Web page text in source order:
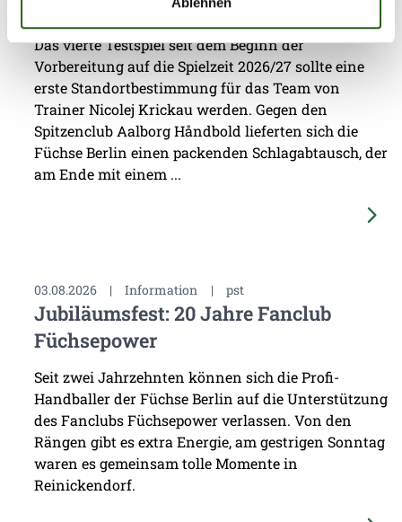
Das vierte Testspiel seit dem Beginn der
Vorbereitung auf die Spielzeit 2026/27 sollte eine
erste Standortbestimmung für das Team von
Trainer Nicolej Krickau werden. Gegen den
Spitzenclub Aalborg Håndbold lieferten sich die
Füchse Berlin einen packenden Schlagabtausch, der
am Ende mit einem ...
03.08.2026 | Information | pst
Jubiläumsfest: 20 Jahre Fanclub
Füchsepower
Seit zwei Jahrzehnten können sich die Profi-
Handballer der Füchse Berlin auf die Unterstützung
des Fanclubs Füchsepower verlassen. Von den
Rängen gibt es extra Energie, am gestrigen Sonntag
waren es gemeinsam tolle Momente in
Reinickendorf.